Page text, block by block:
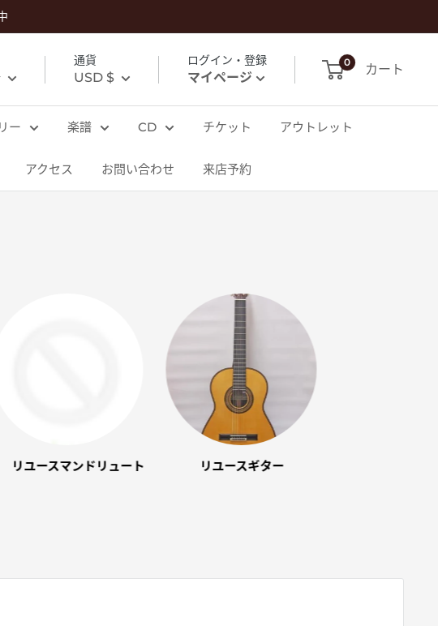
通貨
USD $
ログイン・登録
マイページ
0 カート
ー 楽譜 CD チケット アウトレット
アクセス お問い合わせ 来店予約
リユースマンドリュート リユースギター